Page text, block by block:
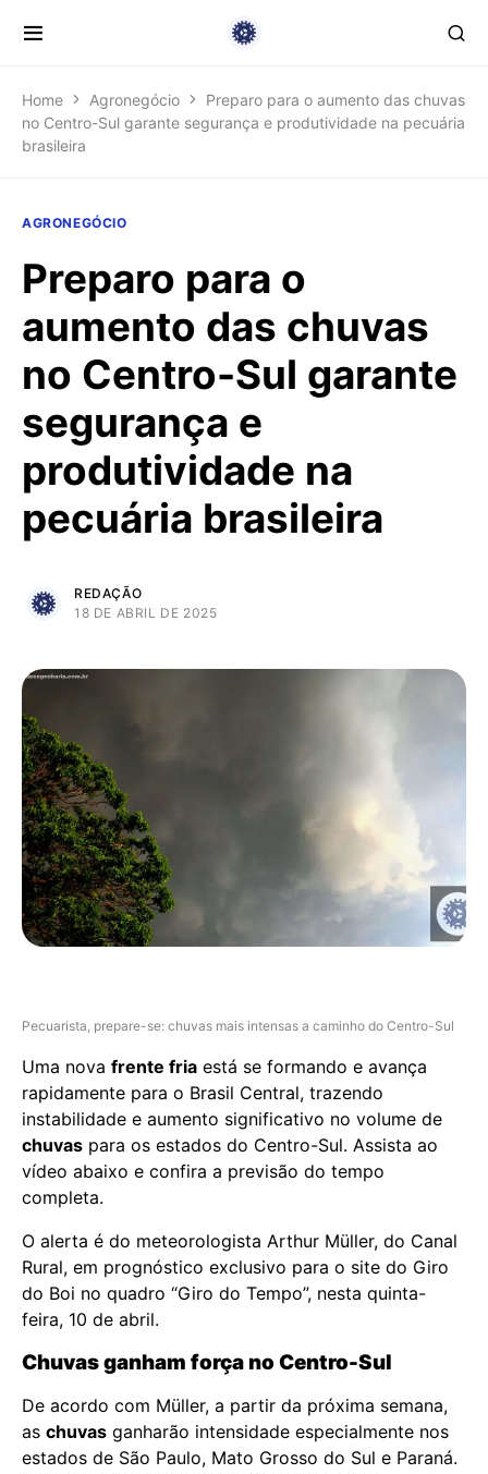
Home Agronegócio
Preparo para o aumento das chuvas
no Centro-Sul garante segurança e produtividade na pecuária
brasileira
AGRONEGÓCIO
Preparo para o
aumento das chuvas
no Centro-Sul garante
segurança e
produtividade na
pecuária brasileira
REDAÇÃO
18 DE ABRIL DE 2025
Pecuarista, prepare-se: chuvas mais intensas a caminho do Centro-Sul
Uma nova frente fria está se formando e avança
rapidamente para o Brasil Central, trazendo
instabilidade e aumento significativo no volume de
chuvas para os estados do Centro-Sul. Assista ao
vídeo abaixo e confira a previsão do tempo
completa.
O alerta é do meteorologista Arthur Müller, do Canal
Rural, em prognóstico exclusivo para o site do Giro
do Boi no quadro “Giro do Tempo”, nesta quinta-
feira, 10 de abril.
Chuvas ganham força no Centro-Sul
De acordo com Müller, a partir da próxima semana,
as chuvas ganharão intensidade especialmente nos
estados de São Paulo, Mato Grosso do Sul e Paraná.